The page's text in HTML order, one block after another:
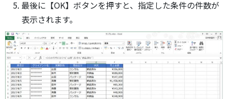
最後に【OK】ボタンを押すと、指定した条件の件数が
表示されます。